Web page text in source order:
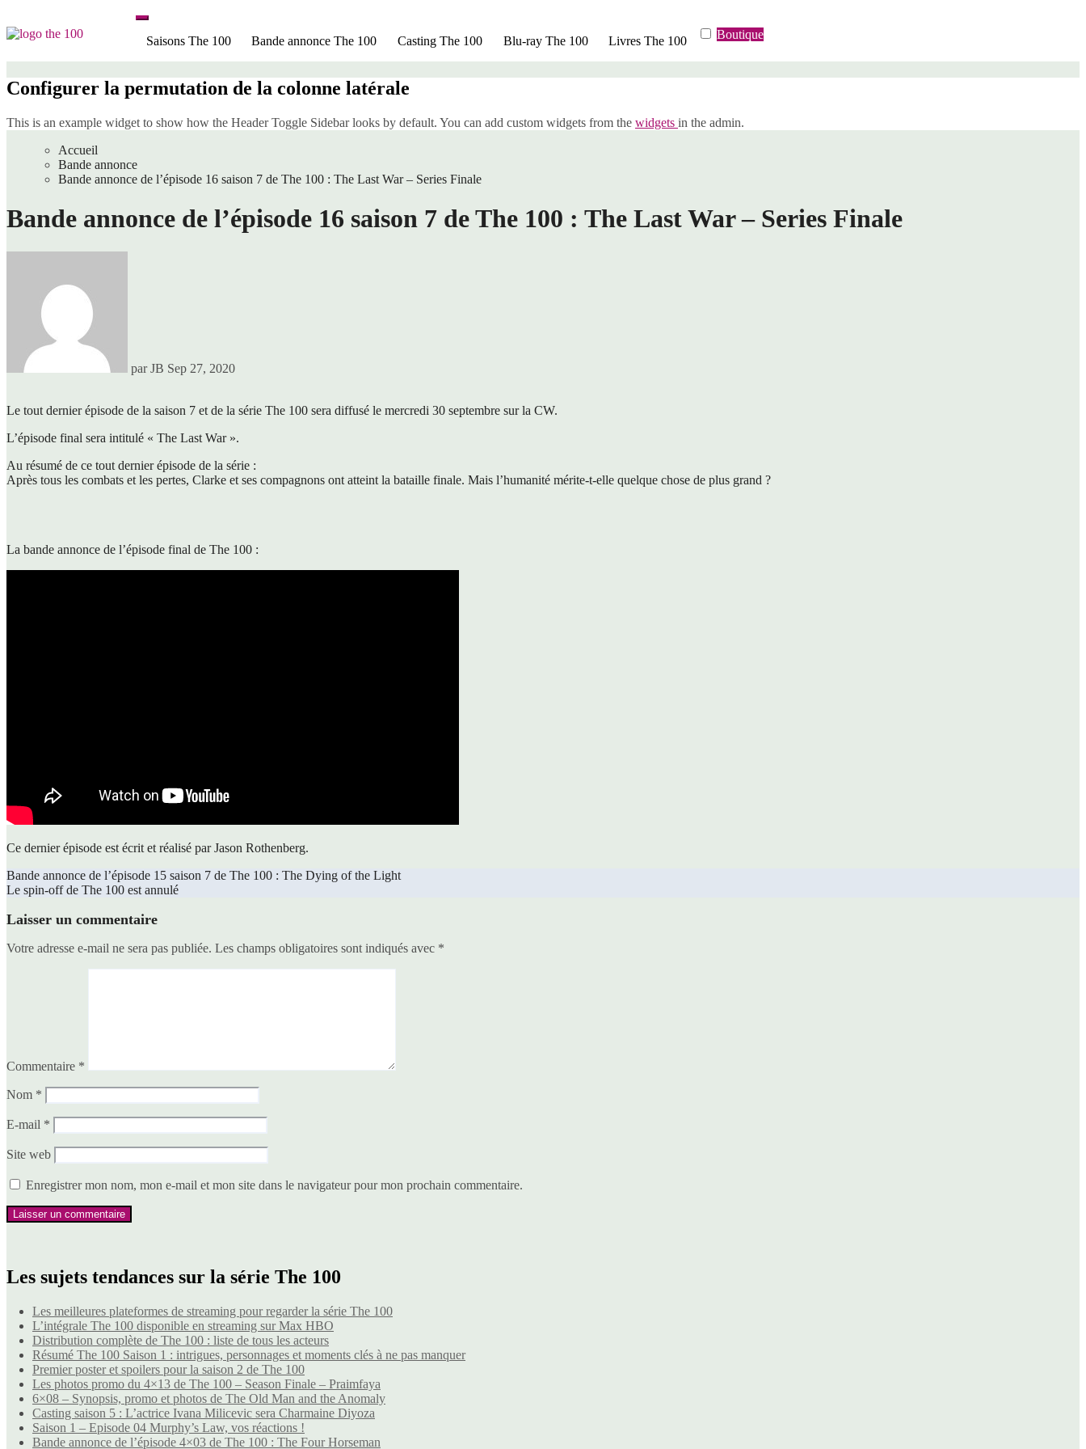
au
contenu
The 100 France
Le site de fans non officiel de la série tv
Saisons The 100 Bande annonce The 100 Casting The 100 Blu-ray The 100 Livres The 100 Boutique
Configurer la permutation de la colonne latérale
This is an example widget to show how the Header Toggle Sidebar looks by default. You can add custom widgets from the widgets in the admin.
Accueil
Bande annonce
Bande annonce de l’épisode 16 saison 7 de The 100 : The Last War – Series Finale
Bande annonce de l’épisode 16 saison 7 de The 100 : The Last War – Series Finale
par JB Sep 27, 2020
Le tout dernier épisode de la saison 7 et de la série The 100 sera diffusé le mercredi 30 septembre sur la CW.
L’épisode final sera intitulé « The Last War ».
Au résumé de ce tout dernier épisode de la série :
Après tous les combats et les pertes, Clarke et ses compagnons ont atteint la bataille finale. Mais l’humanité mérite-t-elle quelque chose de plus grand ?
La bande annonce de l’épisode final de The 100 :
Ce dernier épisode est écrit et réalisé par Jason Rothenberg.
Navigation
de
l’article
Bande annonce de l’épisode 15 saison 7 de The 100 : The Dying of the Light
Le spin-off de The 100 est annulé
Laisser un commentaire
Votre adresse e-mail ne sera pas publiée. Les champs obligatoires sont indiqués avec *
Commentaire *
Nom *
E-mail *
Site web
Enregistrer mon nom, mon e-mail et mon site dans le navigateur pour mon prochain commentaire.
Les sujets tendances sur la série The 100
Les meilleures plateformes de streaming pour regarder la série The 100
L’intégrale The 100 disponible en streaming sur Max HBO
Distribution complète de The 100 : liste de tous les acteurs
Résumé The 100 Saison 1 : intrigues, personnages et moments clés à ne pas manquer
Premier poster et spoilers pour la saison 2 de The 100
Les photos promo du 4×13 de The 100 – Season Finale – Praimfaya
6×08 – Synopsis, promo et photos de The Old Man and the Anomaly
Casting saison 5 : L’actrice Ivana Milicevic sera Charmaine Diyoza
Saison 1 – Episode 04 Murphy’s Law, vos réactions !
Bande annonce de l’épisode 4×03 de The 100 : The Four Horseman